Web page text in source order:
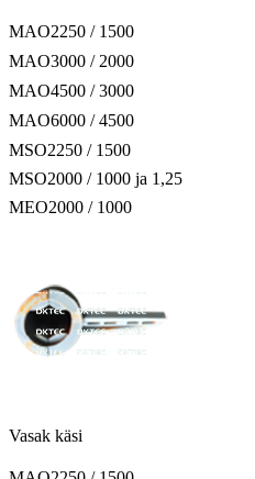
MAO2250 / 1500
MAO3000 / 2000
MAO4500 / 3000
MAO6000 / 4500
MSO2250 / 1500
MSO2000 / 1000 ja 1,25
MEO2000 / 1000
Vasak käsi